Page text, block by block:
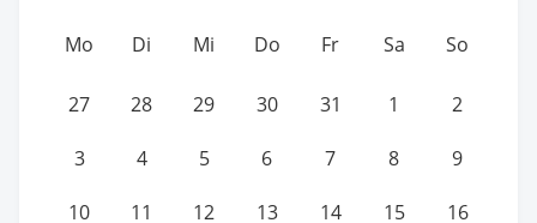
Mo Di Mi Do Fr Sa So
27 28 29 30 31 1 2
3 4 5 6 7 8 9
10 11 12 13 14 15 16